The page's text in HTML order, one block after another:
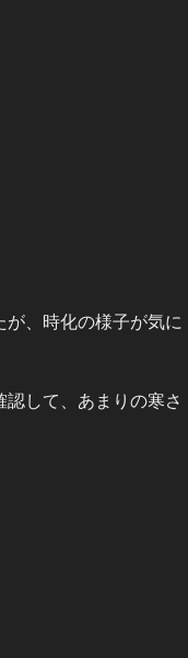
、時化の様子が気に
して、あまりの寒さ